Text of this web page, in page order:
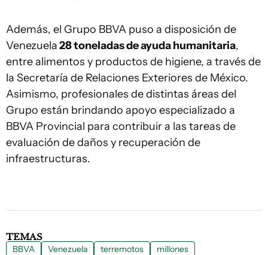
Además, el Grupo BBVA puso a disposición de
Venezuela28 toneladas de ayuda humanitaria,
entre alimentos y productos de higiene, a través de
la Secretaría de Relaciones Exteriores de México.
Asimismo, profesionales de distintas áreas del
Grupo están brindando apoyo especializado a
BBVA Provincial para contribuir a las tareas de
evaluación de daños y recuperación de
infraestructuras.
TEMAS
BBVA Venezuela terremotos millones